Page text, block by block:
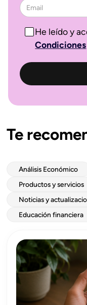
He leído y
Condiciones
Te
Análisis Económico
Productos y servicios
Noticias y
Educación financiera